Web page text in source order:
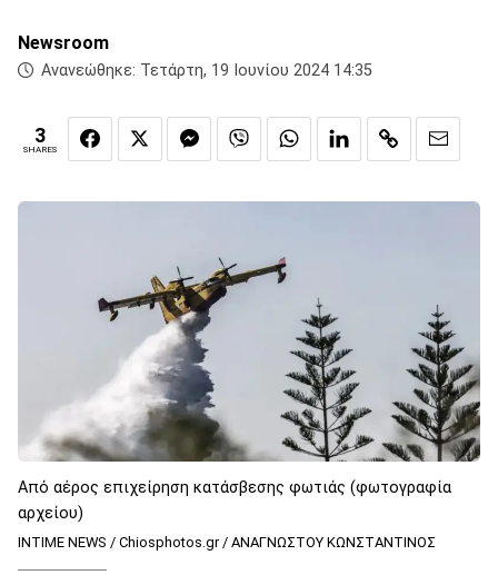
Newsroom
Ανανεώθηκε: Τετάρτη, 19 Ιουνίου 2024 14:35
3
SHARES
Από αέρος επιχείρηση κατάσβεσης φωτιάς (φωτογραφία
αρχείου)
INTIME NEWS / Chiosphotos.gr / ΑΝΑΓΝΩΣΤΟΥ ΚΩΝΣΤΑΝΤΙΝΟΣ